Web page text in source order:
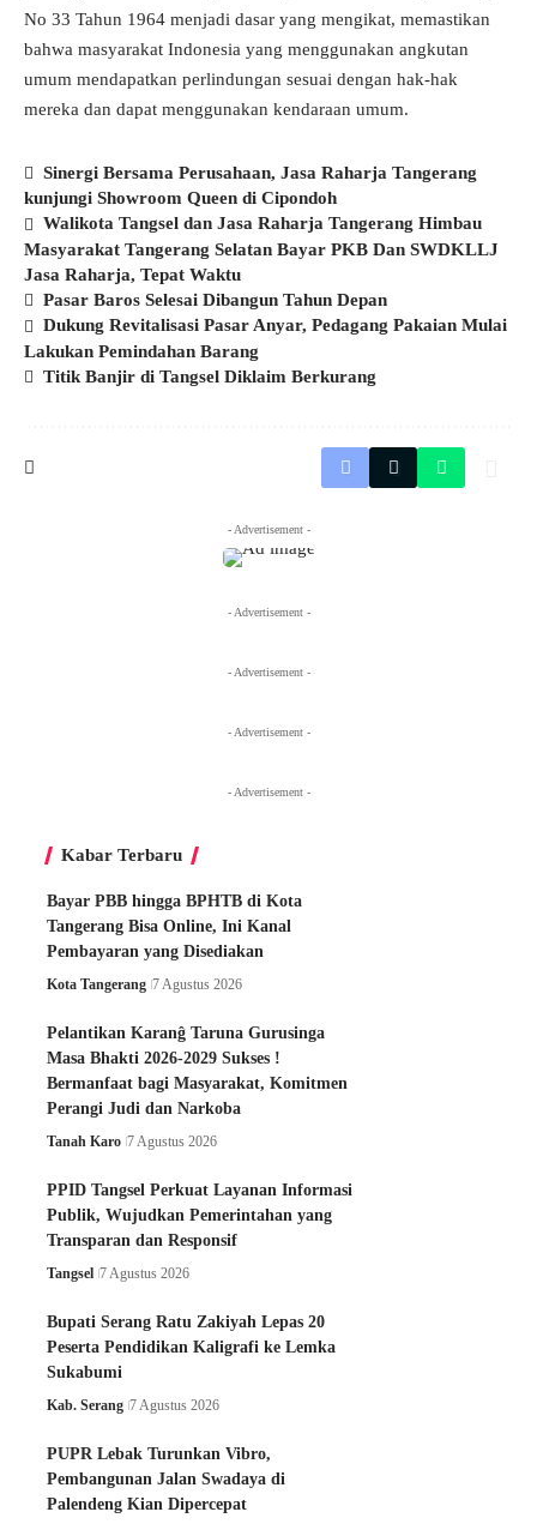
No 33 Tahun 1964 menjadi dasar yang mengikat, memastikan
bahwa masyarakat Indonesia yang menggunakan angkutan
umum mendapatkan perlindungan sesuai dengan hak-hak
mereka dan dapat menggunakan kendaraan umum.
Sinergi Bersama Perusahaan, Jasa Raharja Tangerang
kunjungi Showroom Queen di Cipondoh
Walikota Tangsel dan Jasa Raharja Tangerang Himbau
Masyarakat Tangerang Selatan Bayar PKB Dan SWDKLLJ
Jasa Raharja, Tepat Waktu
Pasar Baros Selesai Dibangun Tahun Depan
Dukung Revitalisasi Pasar Anyar, Pedagang Pakaian Mulai
Lakukan Pemindahan Barang
Titik Banjir di Tangsel Diklaim Berkurang
- Advertisement -
- Advertisement -
- Advertisement -
- Advertisement -
- Advertisement -
Kabar Terbaru
Bayar PBB hingga BPHTB di Kota
Tangerang Bisa Online, Ini Kanal
Pembayaran yang Disediakan
Kota Tangerang 7 Agustus 2026
Pelantikan Karanĝ Taruna Gurusinga
Masa Bhakti 2026-2029 Sukses !
Bermanfaat bagi Masyarakat, Komitmen
Perangi Judi dan Narkoba
Tanah Karo 7 Agustus 2026
PPID Tangsel Perkuat Layanan Informasi
Publik, Wujudkan Pemerintahan yang
Transparan dan Responsif
Tangsel 7 Agustus 2026
Bupati Serang Ratu Zakiyah Lepas 20
Peserta Pendidikan Kaligrafi ke Lemka
Sukabumi
Kab. Serang 7 Agustus 2026
PUPR Lebak Turunkan Vibro,
Pembangunan Jalan Swadaya di
Palendeng Kian Dipercepat